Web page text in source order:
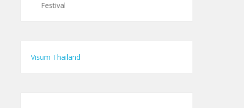
Festival
Visum Thailand